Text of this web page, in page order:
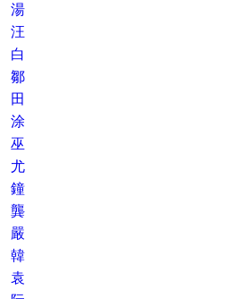
湯
汪
白
鄒
田
涂
巫
尤
鐘
龔
嚴
韓
袁